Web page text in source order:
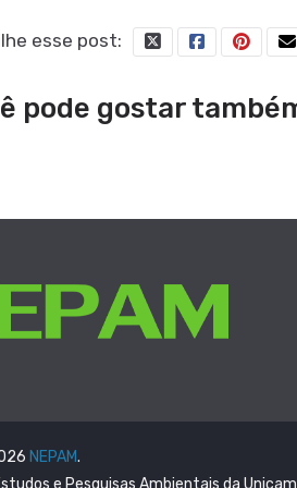
esse post:
pode gostar
NEPAM.